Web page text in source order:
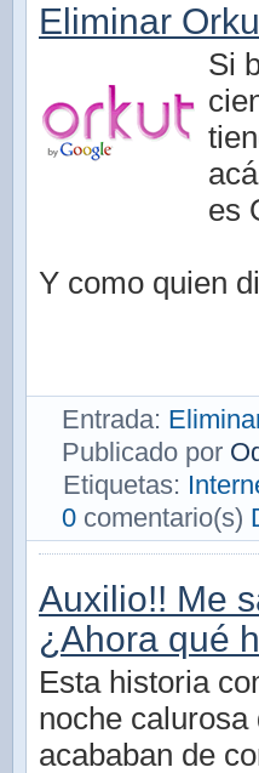
Eliminar
Si
es
Y como quien
Entrada:
Publicado por
Etiquetas:
0 comentario(s)
Auxilio!! Me
¿Ahora qué
Esta historia
noche
acababan de